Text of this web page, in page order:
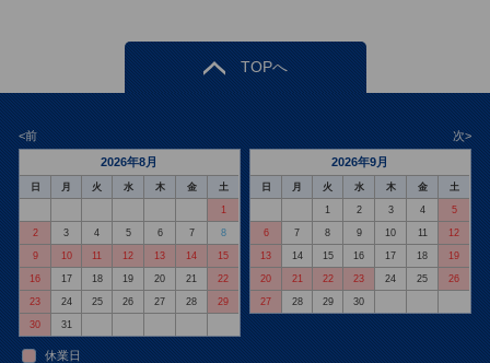
TOPへ
<前
次>
2026年8月
日 月 火 水 木 金 土
1
2 3 4 5 6 7 8
9 10 11 12 13 14 15
16 17 18 19 20 21 22
23 24 25 26 27 28 29
30 31
2026年9月
日 月 火 水 木 金 土
1 2 3 4 5
6 7 8 9 10 11 12
13 14 15 16 17 18 19
20 21 22 23 24 25 26
27 28 29 30
休業日